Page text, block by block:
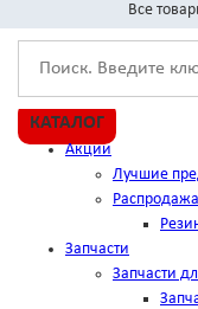
Все
КАТАЛОГ
Акции
Лучшие
Распродажа
Запчасти
Запчасти